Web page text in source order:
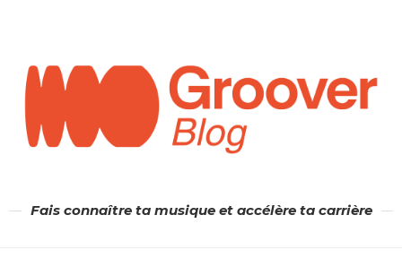
Fais connaître ta musique et accélère ta carrière